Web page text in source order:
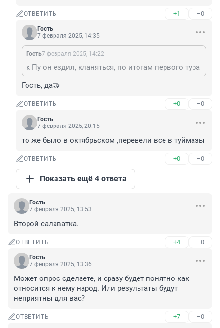
ОТВЕТИТЬ +1 –0
Гость
7 февраля 2025, 14:35
Гость7 февраля 2025, 14:22
к Пу он ездил, кланяться, по итогам первого тура
Гость, да🤝
ОТВЕТИТЬ +0 –0
Гость
7 февраля 2025, 20:15
то же было в октябрьском ,перевели все в туймазы
ОТВЕТИТЬ +0 –0
Показать ещё 4 ответа
Гость
7 февраля 2025, 13:53
Второй салаватка.
ОТВЕТИТЬ +4 –0
Гость
7 февраля 2025, 13:36
Может опрос сделаете, и сразу будет понятно как
относится к нему народ. Или результаты будут
неприятны для вас?
ОТВЕТИТЬ +7 –0